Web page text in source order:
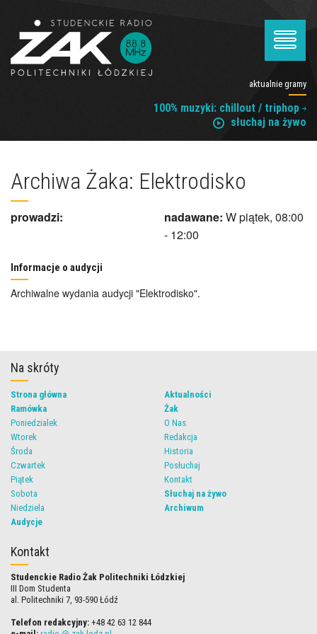
aktualnie gramy
100% muzyki: chillout / triphop
słuchaj na żywo
Archiwa Żaka: Elektrodisko
prowadzi: nadawane:
- 12:00
Informacje o audycji
Archiwalne wydania audycji "Elektrodisko".
Na skróty
Strona główna
Ramówka
Poniedzialek
Wtorek
Środa
Czwartek
Piątek
Sobota
Niedziela
Audycje
Aktualności
Żak
O Nas
Redakcja
Historia
Posłuchaj
Kontakt
Słuchaj na żywo
Archiwum
Kontakt
Studenckie Radio Żak Politechniki Łódzkiej
III Dom Studenta
al. Politechniki 7, 93-590 Łódź
Telefon redakcyjny: +48 42 63 12 844